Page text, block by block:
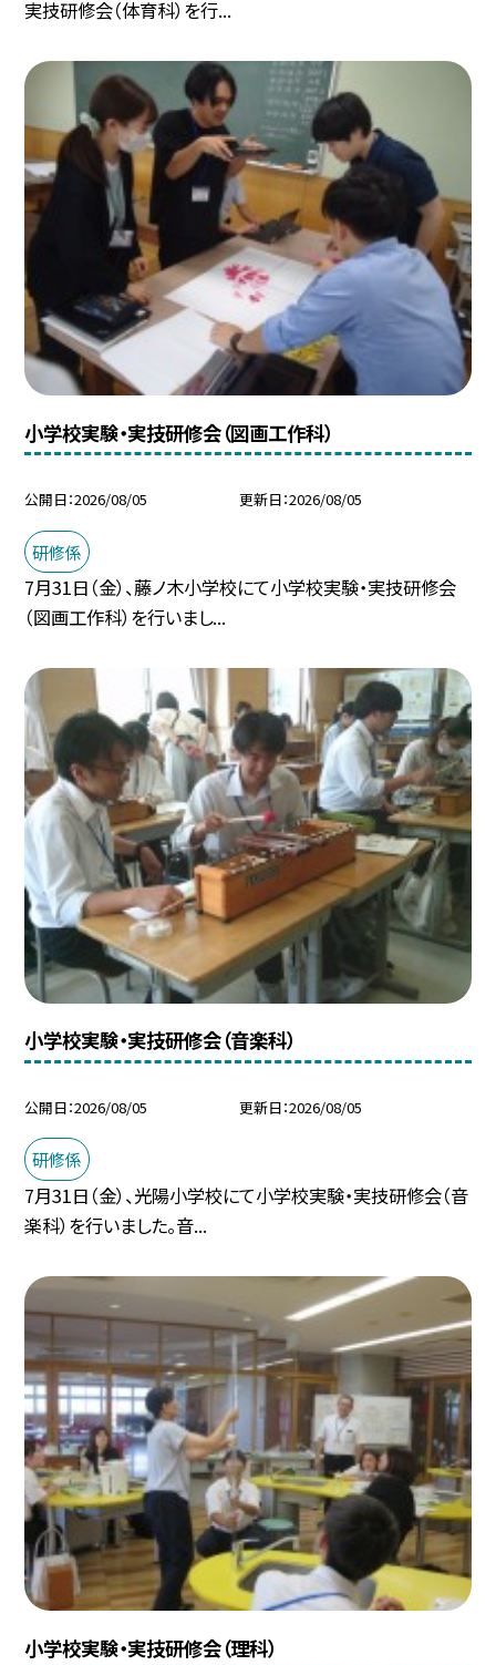
実技研修会（体育科）を行...
小学校実験・実技研修会（図画工作科）
公開日 2026/08/05 更新日 2026/08/05
研修係
7月31日（金）、藤ノ木小学校にて小学校実験・実技研修会
（図画工作科）を行いまし...
小学校実験・実技研修会（音楽科）
公開日 2026/08/05 更新日 2026/08/05
研修係
7月31日（金）、光陽小学校にて小学校実験・実技研修会（音
楽科）を行いました。音...
小学校実験・実技研修会（理科）